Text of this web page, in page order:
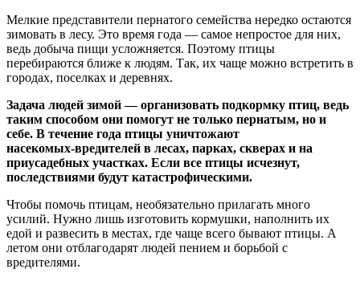
Мелкие представители пернатого семейства нередко остаются
зимовать в лесу. Это время года — самое непростое для них,
ведь добыча пищи усложняется. Поэтому птицы
перебираются ближе к людям. Так, их чаще можно встретить в
городах, поселках и деревнях.
Задача людей зимой — организовать подкормку птиц, ведь
таким способом они помогут не только пернатым, но и
себе. В течение года птицы уничтожают
насекомых-вредителей в лесах, парках, скверах и на
приусадебных участках. Если все птицы исчезнут,
последствиями будут катастрофическими.
Чтобы помочь птицам, необязательно прилагать много
усилий. Нужно лишь изготовить кормушки, наполнить их
едой и развесить в местах, где чаще всего бывают птицы. А
летом они отблагодарят людей пением и борьбой с
вредителями.